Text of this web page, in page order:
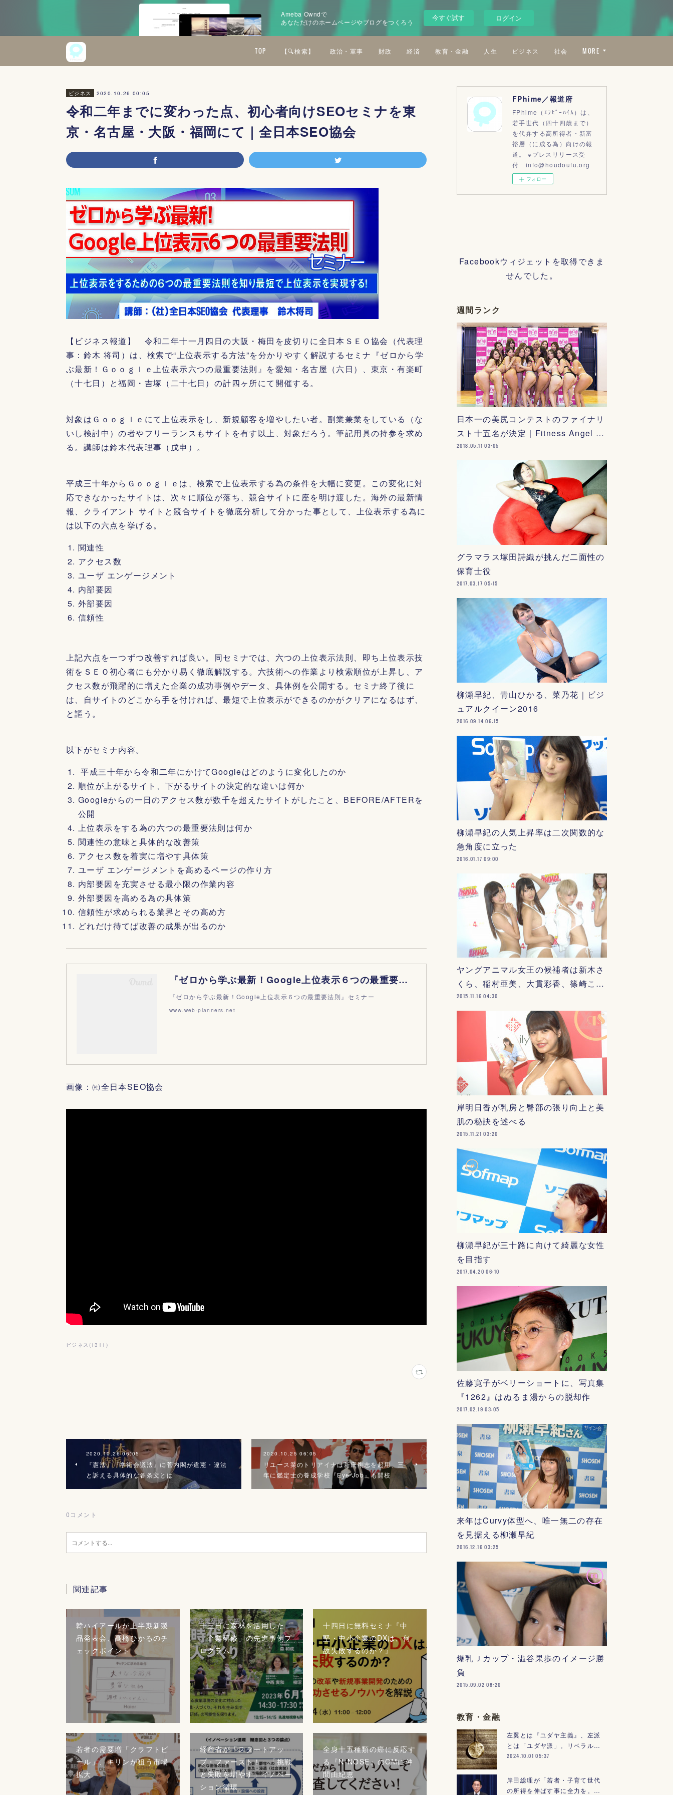
Ameba Owndで
あなただけのホームページやブログをつくろう
今すぐ試す ログイン
TOP 【🔍検索】 政治・軍事 財政 経済 教育・金融 人生 ビジネス 社会 MORE
ビジネス 2020.10.26 00:05
令和二年までに変わった点、初心者向けSEOセミナを東
京・名古屋・大阪・福岡にて｜全日本SEO協会
【ビジネス報道】 令和二年十一月四日の大阪・梅田を皮切りに全日本ＳＥＯ協会（代表理
事：鈴木 将司）は、検索で“上位表示する方法”を分かりやすく解説するセミナ『ゼロから学
ぶ最新！Ｇｏｏｇｌｅ上位表示六つの最重要法則』を愛知・名古屋（六日）、東京・有楽町
（十七日）と福岡・吉塚（二十七日）の計四ヶ所にて開催する。
対象はＧｏｏｇｌｅにて上位表示をし、新規顧客を増やしたい者。副業兼業をしている（な
いし検討中）の者やフリーランスもサイトを有す以上、対象だろう。筆記用具の持参を求め
る。講師は鈴木代表理事（戊申）。
平成三十年からＧｏｏｇｌｅは、検索で上位表示する為の条件を大幅に変更。この変化に対
応できなかったサイトは、次々に順位が落ち、競合サイトに座を明け渡した。海外の最新情
報、クライアント サイトと競合サイトを徹底分析して分かった事として、上位表示する為に
は以下の六点を挙げる。
関連性
アクセス数
ユーザ エンゲージメント
内部要因
外部要因
信頼性
上記六点を一つずつ改善すれば良い。同セミナでは、六つの上位表示法則、即ち上位表示技
術をＳＥＯ初心者にも分かり易く徹底解説する。六技術への作業より検索順位が上昇し、ア
クセス数が飛躍的に増えた企業の成功事例やデータ、具体例を公開する。セミナ終了後に
は、自サイトのどこから手を付ければ、最短で上位表示ができるのかがクリアになるはず、
と謳う。
以下がセミナ内容。
平成三十年から令和二年にかけてGoogleはどのように変化したのか
順位が上がるサイト、下がるサイトの決定的な違いは何か
Googleからの一日のアクセス数が数千を超えたサイトがしたこと、BEFORE/AFTERを
公開
上位表示をする為の六つの最重要法則は何か
関連性の意味と具体的な改善策
アクセス数を着実に増やす具体策
ユーザ エンゲージメントを高めるページの作り方
内部要因を充実させる最小限の作業内容
外部要因を高める為の具体策
信頼性が求められる業界とその高め方
どれだけ待てば改善の成果が出るのか
『ゼロから学ぶ最新！Google上位表示６つの最重要法則』セミナー | 鈴木将司のSEOセミナー
『ゼロから学ぶ最新！Google上位表示６つの最重要法則』セミナー
www.web-planners.net
画像：㈳全日本SEO協会
ビジネス (1311 )
2020.10.26 06:05
『憲法』『学術会議法』に菅内閣が違憲・違法
と訴える具体的な各条文とは
2020.10.25 06:05
リユース業のトリアイナは新庄剛志を起用、三
年に鑑定士の養成学校『Eye Job』も開校
0 コメント
関連記事
韓ハイアールが上半期新製
品発表会、髙橋ひかるのチ
ェックポイント
十三日に森林を活用した
「企業研修」の先進事例プ
ログラム
十四日に無料セミナ『中
堅・中小企業のDXは、何
故失敗するのか？』
若者の需要増「クラフトビ
ール」、キリンが狙う市場
拡大
経産省が「スタートアッ
プ・ファースト！」「挑戦
と失敗を増やす」イノベー
ション循環
全身十五種類の癌に反応す
る『N-NOSE』のCMに仲
間由紀恵
FPhime／報道府
FPhime（ｴﾌﾋﾟｰﾊｲﾑ）は、
若手世代（四十四歳まで）
を代弁する高所得者・新富
裕層（に成る為）向けの報
道。 ※プレスリリース受
付 info@houdoufu.org
フォロー
Facebookウィジェットを取得できま
せんでした。
週間ランク
日本一の美尻コンテストのファイナリ
スト十五名が決定｜Fitness Angel …
2018.05.11 03:05
グラマラス塚田詩織が挑んだ二面性の
保育士役
2017.03.17 05:15
柳瀬早紀、青山ひかる、菜乃花｜ビジ
ュアルクイーン2016
2016.09.14 06:15
柳瀬早紀の人気上昇率は二次関数的な
急角度に立った
2016.01.17 09:00
ヤングアニマル女王の候補者は新木さ
くら、稲村亜美、大貫彩香、篠崎こ…
2015.11.16 04:30
岸明日香が乳房と臀部の張り向上と美
肌の秘訣を述べる
2015.11.21 03:20
柳瀬早紀が三十路に向けて綺麗な女性
を目指す
2017.04.20 06:10
佐藤寛子がベリーショートに、写真集
『1262』はぬるま湯からの脱却作
2017.02.19 03:05
来年はCurvy体型へ、唯一無二の存在
を見据える柳瀬早紀
2016.12.16 03:25
爆乳Ｊカップ・澁谷果歩のイメージ勝
負
2015.09.02 08:20
教育・金融
左翼とは『ユダヤ主義』、左派
とは「ユダヤ派」。リベラル…
2024.10.01 05:37
岸田総理が「若者・子育て世代
の所得を伸ばす事に全力を。…